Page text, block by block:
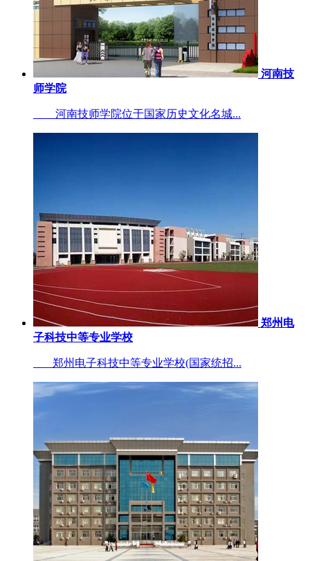
河南技
师学院
河南技师学院位于国家历史文化名城...
郑州电
子科技中等专业学校
郑州电子科技中等专业学校(国家统招...